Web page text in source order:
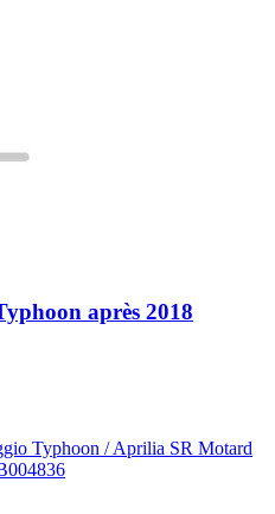
après 2018
Typhoon / Aprilia SR Motard